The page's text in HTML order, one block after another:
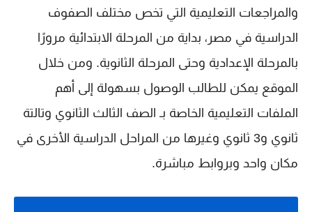
والمراجعات التعليمية التي تخص مختلف الصفوف
الدراسية في مصر، بداية من المرحلة الابتدائية مرورًا
بالمرحلة الإعدادية وحتى المرحلة الثانوية. ومن خلال
الموقع يمكن للطالب الوصول بسهولة إلى أهم
الملفات التعليمية الخاصة بـ الصف الثالث الثانوي وتالتة
ثانوي و3 ثانوي
وغيرها من المراحل الدراسية الأخرى في
مكان واحد وبروابط مباشرة.